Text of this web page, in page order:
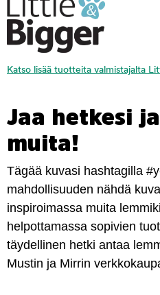
Katso lisää tuotteita valmistajalta
Jaa hetkesi
muita!
Tägää kuvasi hashtagilla
mahdollisuuden nähdä
inspiroimassa muita
helpottamassa sopivien
täydellinen hetki antaa
Mustin ja Mirrin